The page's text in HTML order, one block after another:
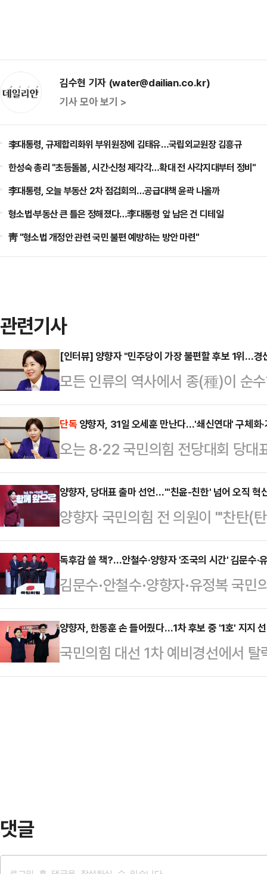
김수현 기자 (water@dailian.co.kr)
기사 모아 보기 >
李대통령, 규제합리화위 부위원장에 김태유…국립외교원장 김흥규
한성숙 총리 "초등돌봄, 시간·신청 제각각…확대 전 사각지대부터 정비"
李대통령, 오늘 부동산 2차 점검회의…공급대책 윤곽 나올까
형소법·부동산 큰 틀은 정해졌다…李대통령 앞 남은 건 디테일
靑 "형소법 개정안 관련 국민 불편 예방하는 방안 마련"
관련기사
[인터뷰] 양향자 "민주당이 가장 불편할 후보 1위…경
모든 인류의 역사에서 종(種)이 순
원의 탈당과 국민의당 창당으로 위
쇄신과 혁신이 급선무였다. 이미
뤄진 상태였지만 '정권 교체'를 위
장 어려웠던 시기, 영입 인재 1호로
의원이다. 고졸 출신의 여성으로 삼
는 2016년 당시 '민주당의 정체성
에 시달렸다…
단독 양향자, 31일 오세훈 만난다…'쇄신연대' 구체화
오는 8·22 국민의힘 전당대회 당대
31일 전당대회 당대표 후보등록 직
쇄신파를 중심으로 당의 강성 우경
가운데, '쇄신연대' 구성원들이 점차
관측이 나온다.29일 정치권 관계자
울시청에서 오후 4시 30분 차담을
의힘 전당대회 구도를 놓고 친윤(
길) 대 비…
양향자, 당대표 출마 선언…"'친윤-친한' 넘어 오직 혁
양향자 국민의힘 전 의원이 "'찬탄(
열) 대 친한(한동훈)'을 넘어 오직
대표 출마를 공식화했다.양향자 전
표 출마 기자회견을 열어 "양향자
"국민의힘을 국민이 바라는 보수정
사랑 받는 전국정당으로 돌려놓겠
유능하고 강한 국민의힘으로 만들
바꾸겠…
독후감 쓸 책?…안철수·양향자 '조국의 시간' 김문수·
김문수·안철수·양향자·유정복 국
'문재인의 운명' 중 한 가지만 골라
냐는 질문에, 안철수·양향자 후보
'문재인의 운명'을 택했다.국민의
에서 1차 경선 A조 김문수·안철수·
양향자, 한동훈 손 들어줬다…1차 후보 중 '1호' 지지
국민의힘 대선 1차 예비경선에서
식적으로 지지하겠다고 선언했다.
댓글